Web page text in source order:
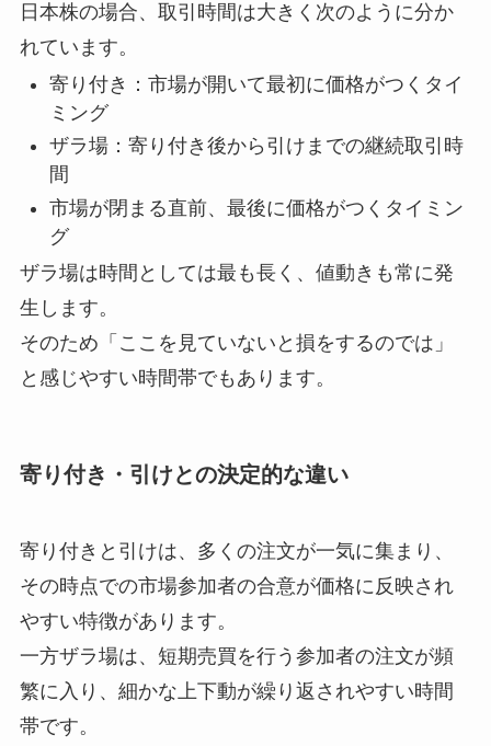
日本株の場合、取引時間は大きく次のように分か
れています。
寄り付き：市場が開いて最初に価格がつくタイ
ミング
ザラ場：寄り付き後から引けまでの継続取引時
間
市場が閉まる直前、最後に価格がつくタイミン
グ
ザラ場は時間としては最も長く、値動きも常に発
生します。
そのため「ここを見ていないと損をするのでは」
と感じやすい時間帯でもあります。
寄り付き・引けとの決定的な違い
寄り付きと引けは、多くの注文が一気に集まり、
その時点での市場参加者の合意が価格に反映され
やすい特徴があります。
一方ザラ場は、短期売買を行う参加者の注文が頻
繁に入り、 細かな上下動が繰り返されやすい時間
帯です。